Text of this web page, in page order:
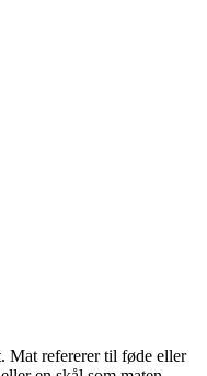
Mat refererer til føde eller